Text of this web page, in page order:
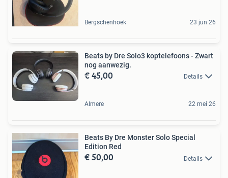
Bergschenhoek 23 jun 26
Beats by Dre Solo3 koptelefoons - Zwart
nog aanwezig.
€ 45,00 Details
Almere 22 mei 26
Beats By Dre Monster Solo Special
Edition Red
€ 50,00 Details